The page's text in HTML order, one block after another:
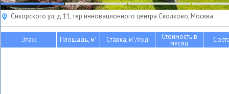
Сикорского ул, д 11, тер инновационного центра Сколково, Москва
Этаж Площадь, м2 Ставка, м2/год Стоимость в
месяц